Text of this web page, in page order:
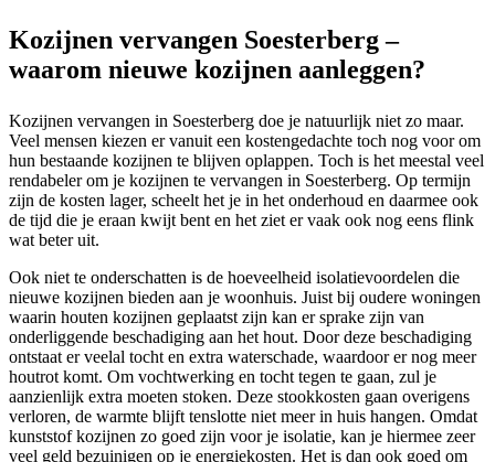
Kozijnen vervangen Soesterberg –
waarom nieuwe kozijnen aanleggen?
Kozijnen vervangen in Soesterberg doe je natuurlijk niet zo maar.
Veel mensen kiezen er vanuit een kostengedachte toch nog voor om
hun bestaande kozijnen te blijven oplappen. Toch is het meestal veel
rendabeler om je kozijnen te vervangen in Soesterberg. Op termijn
zijn de kosten lager, scheelt het je in het onderhoud en daarmee ook
de tijd die je eraan kwijt bent en het ziet er vaak ook nog eens flink
wat beter uit.
Ook niet te onderschatten is de hoeveelheid isolatievoordelen die
nieuwe kozijnen bieden aan je woonhuis. Juist bij oudere woningen
waarin houten kozijnen geplaatst zijn kan er sprake zijn van
onderliggende beschadiging aan het hout. Door deze beschadiging
ontstaat er veelal tocht en extra waterschade, waardoor er nog meer
houtrot komt. Om vochtwerking en tocht tegen te gaan, zul je
aanzienlijk extra moeten stoken. Deze stookkosten gaan overigens
verloren, de warmte blijft tenslotte niet meer in huis hangen. Omdat
kunststof kozijnen zo goed zijn voor je isolatie, kan je hiermee zeer
veel geld bezuinigen op je energiekosten. Het is dan ook goed om